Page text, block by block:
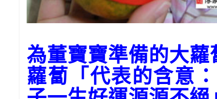
為董寶寶準備的大蘿
蘿蔔「代表的含意